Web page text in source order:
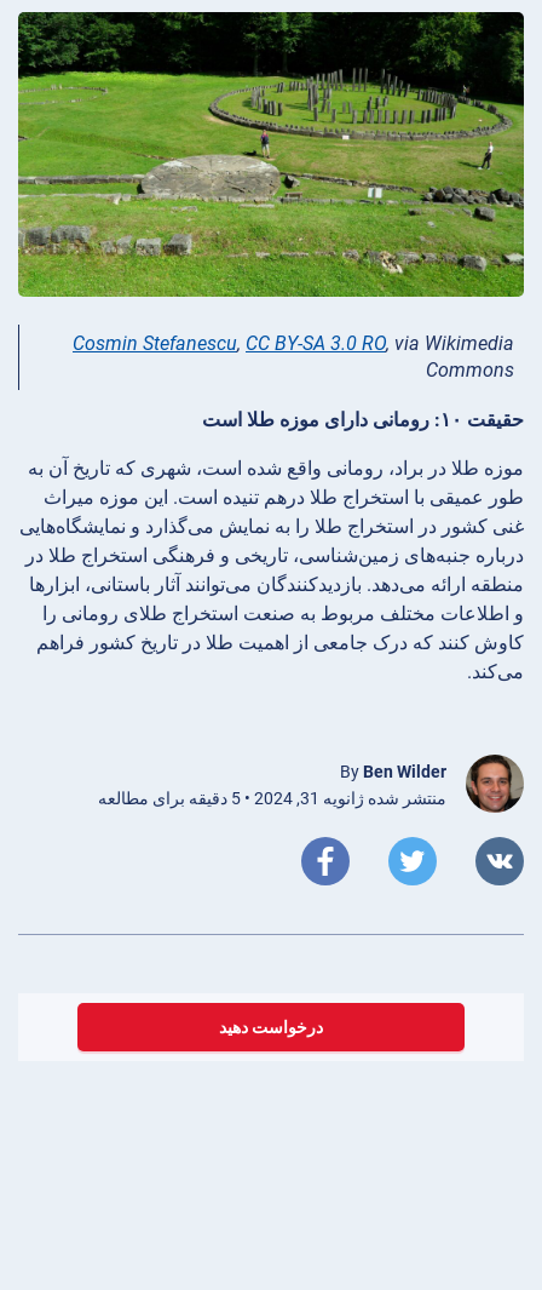
Cosmin Stefanescu, CC BY-SA 3.0 RO, via Wikimedia
Commons
حقیقت ۱۰: رومانی دارای موزه طلا است
موزه طلا در براد، رومانی واقع شده است، شهری که تاریخ آن به
طور عمیقی با استخراج طلا درهم تنیده است. این موزه میراث
غنی کشور در استخراج طلا را به نمایش می‌گذارد و نمایشگاه‌هایی
درباره جنبه‌های زمین‌شناسی، تاریخی و فرهنگی استخراج طلا در
منطقه ارائه می‌دهد. بازدیدکنندگان می‌توانند آثار باستانی، ابزارها
و اطلاعات مختلف مربوط به صنعت استخراج طلای رومانی را
کاوش کنند که درک جامعی از اهمیت طلا در تاریخ کشور فراهم
می‌کند.
By Ben Wilder
منتشر شده ژانویه 31, 2024 • 5 دقیقه برای مطالعه
درخواست دهید